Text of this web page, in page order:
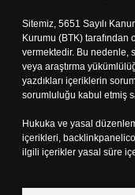
Sitemiz, 5651 Sayılı
Kurumu (BTK) tarafından
vermektedir. Bu nedenle,
veya araştırma
yazdıkları içeriklerin
sorumluluğu kabul etmiş
Hukuka ve yasal
içerikleri,
ilgili içerikler yasal süre